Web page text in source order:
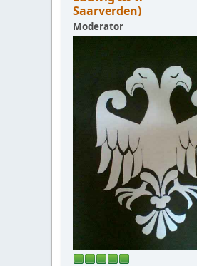
Saarverden)
Moderator